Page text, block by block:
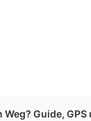
Guide, GPS